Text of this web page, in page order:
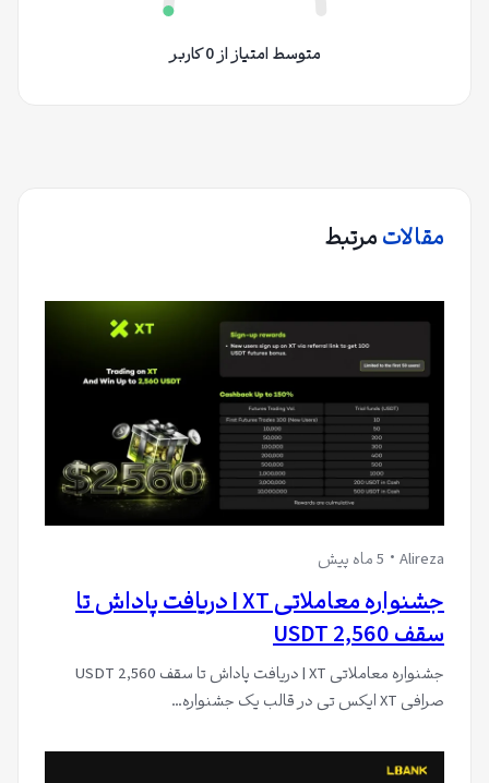
متوسط امتیاز از 0 کاربر
مقالاتمرتبط
Alireza 5 ماه پیش
جشنواره معاملاتی XT | دریافت پاداش تا
سقف 2,560 USDT
جشنواره معاملاتی XT | دریافت پاداش تا سقف 2,560 USDT
صرافی XT ایکس تی در قالب یک جشنواره…